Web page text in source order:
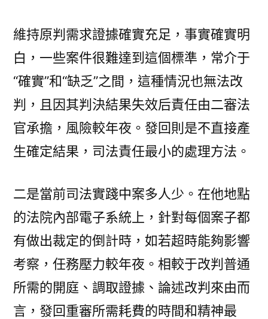
維持原判需求證據確實充足，事實確實明
白，一些案件很難達到這個標準，常介于
“確實”和“缺乏”之間，這種情況也無法改
判，且因其判決結果失效后責任由二審法
官承擔，風險較年夜。發回則是不直接產
生確定結果，司法責任最小的處理方法。
二是當前司法實踐中案多人少。在他地點
的法院內部電子系統上，針對每個案子都
有做出裁定的倒計時，如若超時能夠影響
考察，任務壓力較年夜。相較于改判普通
所需的開庭、調取證據、論述改判來由而
言，發回重審所需耗費的時間和精神最